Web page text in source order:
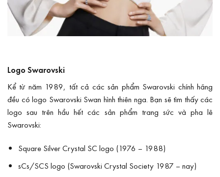
Logo Swarovski
Kể từ năm 1989, tất cả các sản phẩm Swarovski chính hãng
đều có logo Swarovski Swan hình thiên nga. Bạn sẽ tìm thấy các
logo sau trên hầu hết các sản phẩm trang sức và pha lê
Swarovski:
Square Silver Crystal SC logo (1976 – 1988)
sCs/SCS logo (Swarovski Crystal Society 1987 – nay)